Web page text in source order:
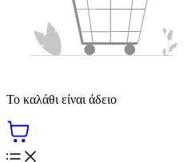
Το καλάθι είναι άδειο